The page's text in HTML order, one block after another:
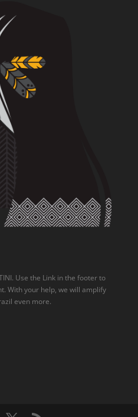
Use the Link in the footer to
With your help, we will amplify
even more.